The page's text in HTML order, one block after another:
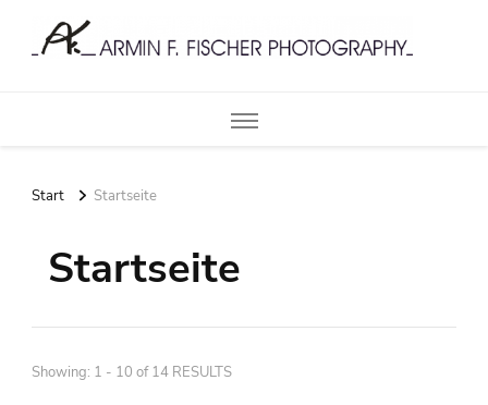
Start Startseite
Startseite
Showing: 1 - 10 of 14 RESULTS